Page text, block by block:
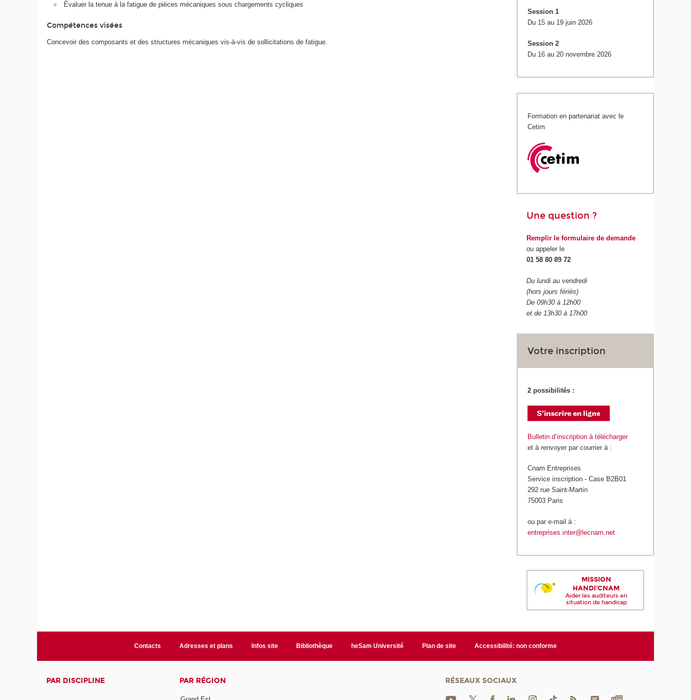
Évaluer la tenue à la fatigue de pièces mécaniques sous chargements cycliques
Compétences visées
Concevoir des composants et des structures mécaniques vis-à-vis de sollicitations de fatigue.
Session 1
Du 15 au 19 juin 2026
Session 2
Du 16 au 20 novembre 2026
Formation en partenariat avec le
Cetim
Une question ?
Remplir le formulaire de demande
ou appeler le
01 58 80 89 72
Du lundi au vendredi
(hors jours fériés)
De 09h30 à 12h00
et de 13h30 à 17h00
Votre inscription
2 possibilités :
Bulletin d’inscription à télécharger
et à renvoyer par courrier à :
Cnam Entreprises
Service inscription - Case B2B01
292 rue Saint-Martin
75003 Paris
ou par e-mail à :
entreprises.inter@lecnam.net
MISSION
HANDI'CNAM
Aider les auditeurs en
situation de handicap
Contacts Adresses et plans Infos site Bibliothèque heSam Université Plan de site Accessibilité: non conforme
PAR DISCIPLINE PAR RÉGION RÉSEAUX SOCIAUX